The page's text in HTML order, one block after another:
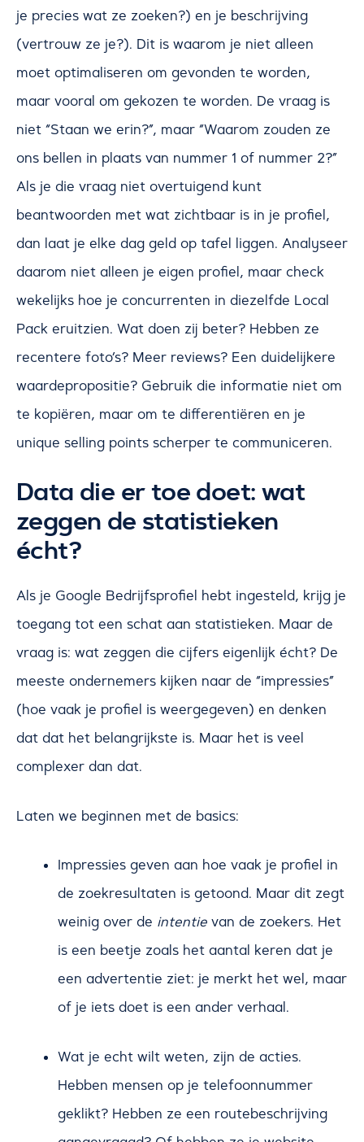
je precies wat ze zoeken?) en je beschrijving
(vertrouw ze je?). Dit is waarom je niet alleen
moet optimaliseren om gevonden te worden,
maar vooral om gekozen te worden. De vraag is
niet “Staan we erin?”, maar “Waarom zouden ze
ons bellen in plaats van nummer 1 of nummer 2?”
Als je die vraag niet overtuigend kunt
beantwoorden met wat zichtbaar is in je profiel,
dan laat je elke dag geld op tafel liggen. Analyseer
daarom niet alleen je eigen profiel, maar check
wekelijks hoe je concurrenten in diezelfde Local
Pack eruitzien. Wat doen zij beter? Hebben ze
recentere foto’s? Meer reviews? Een duidelijkere
waardepropositie? Gebruik die informatie niet om
te kopiëren, maar om te differentiëren en je
unique selling points scherper te communiceren.
Data die er toe doet: wat
zeggen de statistieken
écht?
Als je Google Bedrijfsprofiel hebt ingesteld, krijg je
toegang tot een schat aan statistieken. Maar de
vraag is: wat zeggen die cijfers eigenlijk écht? De
meeste ondernemers kijken naar de “impressies”
(hoe vaak je profiel is weergegeven) en denken
dat dat het belangrijkste is. Maar het is veel
complexer dan dat.
Laten we beginnen met de basics:
Impressies geven aan hoe vaak je profiel in
de zoekresultaten is getoond. Maar dit zegt
weinig over de intentie van de zoekers. Het
is een beetje zoals het aantal keren dat je
een advertentie ziet: je merkt het wel, maar
of je iets doet is een ander verhaal.
Wat je echt wilt weten, zijn de acties.
Hebben mensen op je telefoonnummer
geklikt? Hebben ze een routebeschrijving